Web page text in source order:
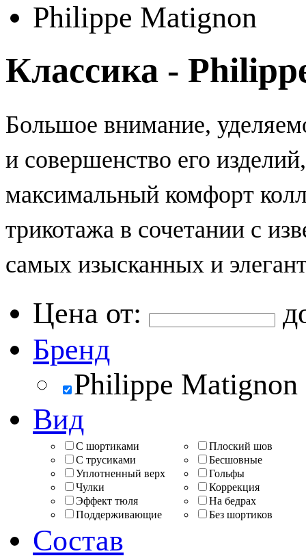
Philippe Matignon
Классика -
Большое внимание,
и совершенство его
максимальный комфорт
трикотажа в сочетании с
самых изысканных и
Цена от:
Бренд
Philippe Matignon
Вид
С шортиками
С трусиками
Уплотненный верх
Чулки
Эффект тюля
Поддерживающие
Плоский шов
Бесшовные
Гольфы
Коррекция
На бедрах
Без шортиков
Состав